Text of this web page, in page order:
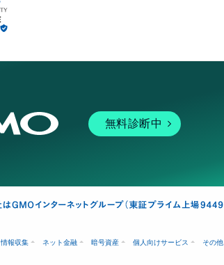
無料診断中
情報収集 ネット金融 暗号資産 個人向けサービス その他